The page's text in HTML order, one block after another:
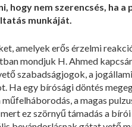
hogy nem szerencsés,
munkáját.
amelyek erős érzelmi
mondjuk H. Ahmed
szabadságjogok, a
Ha egy bírósági döntés
a magas
ez szörnyű támadás a